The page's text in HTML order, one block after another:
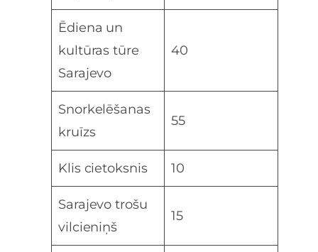
Ēdiena un
kultūras tūre
Sarajevo
40
Snorkelēšanas
kruīzs
55
Klis cietoksnis 10
Sarajevo trošu
vilcieniņš
15